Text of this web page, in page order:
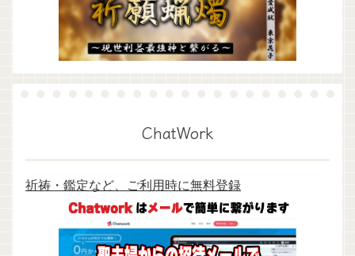
ChatWork
祈祷・鑑定など、ご利用時に無料登録